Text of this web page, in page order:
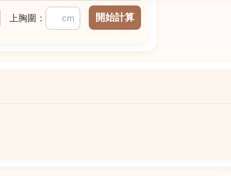
上胸圍： 開始計算